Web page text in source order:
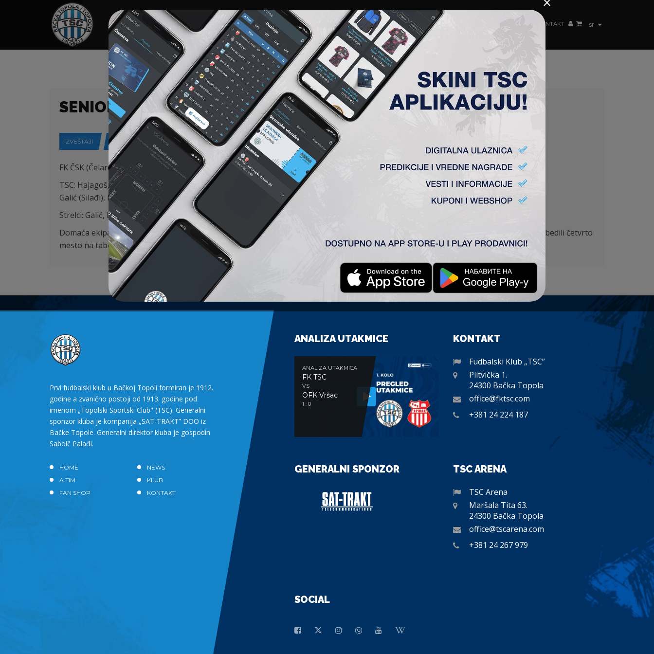
sr
HOME SPONZORI NEWS GALERIJE A TIM ČLANSTVO AKREDITACIJE KLUB AKADEMIJA ŽENSKI TIM KONTAKT
SENIORI – PRVENSTVENA UTAKMICA – 29. KOLO
IZVEŠTAJI 27-05-2018
FK ČSK (Čelarevo) – FK TSC (Bačka Topola) 0:3 (0:0)
TSC: Hajagoš, Mijić, Babić, Branković, Ponjević, Čordašić, Šinković (Tomanović), Denković (Erak), Damnjanović,
Galić (Silađi), Milićević.
Strelci: Galić, Branković i Damnjanović.
Domaća ekipa ni jednog trenutka nije uspela ozbiljnije zapretiti Hajagošu. Ovom pobedom naši su kolo pre završetka prvenstva obezbedili četvrto
mesto na tabeli.
Prvi fudbalski klub u Bačkoj Topoli formiran je 1912.
godine a zvanično postoji od 1913. godine pod
imenom „Topolski Sportski Club" (TSC). Generalni
sponzor kluba je kompanija „SAT-TRAKT” DOO iz
Bačke Topole. Generalni direktor kluba je gospodin
Sabolč Palađi.
HOME
NEWS
A TIM
KLUB
FAN SHOP
KONTAKT
ANALIZA UTAKMICE
ANALIZA UTAKMICA
FK TSC
VS
OFK Vršac
1 : 0
KONTAKT
Fudbalski Klub „TSC”
Plitvička 1.
24300 Bačka Topola
office@fktsc.com
+381 24 224 187
GENERALNI SPONZOR TSC ARENA
TSC Arena
Maršala Tita 63.
24300 Bačka Topola
office@tscarena.com
+381 24 267 979
SOCIAL